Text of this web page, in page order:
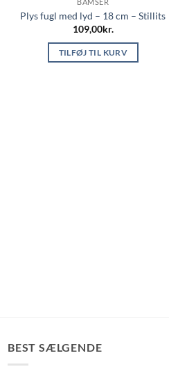
BAMSER
Plys fugl med lyd – 18 cm – Stillits
109,00kr.
TILFØJ TIL KURV
BEST SÆLGENDE